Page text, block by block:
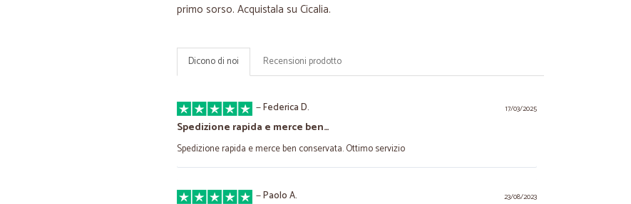
primo sorso. Acquistala su Cicalia.
Dicono di noi Recensioni prodotto
17/03/2025
—Federica D.
Spedizione rapida e merce ben…
Spedizione rapida e merce ben conservata. Ottimo servizio
23/08/2023
—Paolo A.